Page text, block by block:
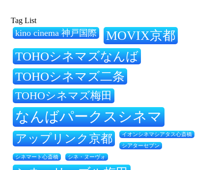
Tag List
kino cinema 神戸国際 MOVIX京都
TOHOシネマズなんば
TOHOシネマズ二条
TOHOシネマズ梅田
なんばパークスシネマ
アップリンク京都 イオンシネマシアタス心斎橋
シアターセブン
シネマート心斎橋 シネ・ヌーヴォ